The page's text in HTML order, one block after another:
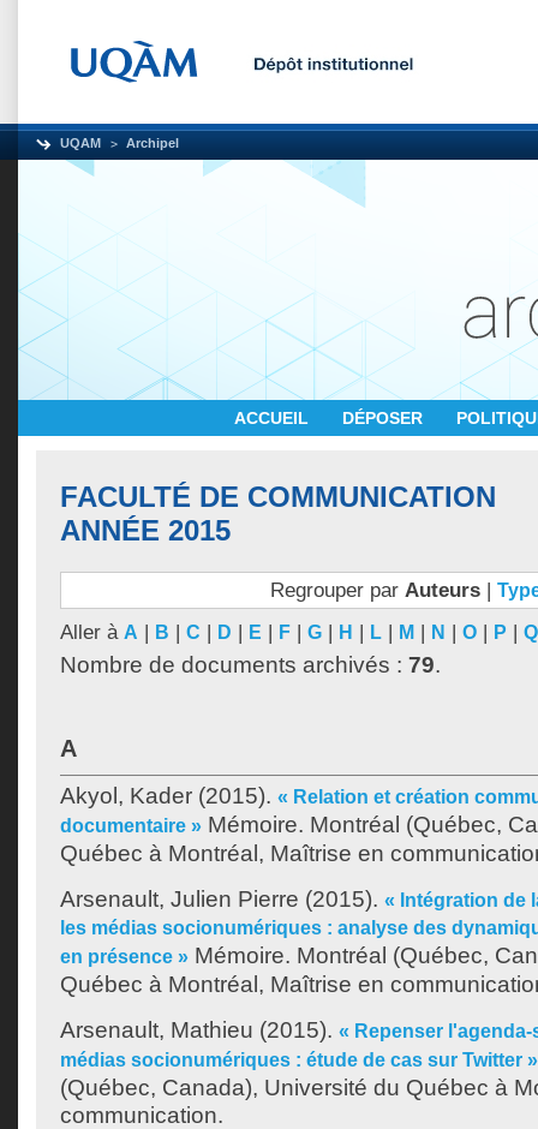
UQAM Archipel
ACCUEIL DÉPOSER
FACULTÉ DE COMMUNICATION
ANNÉE 2015
Regrouper par Auteurs|
Aller à A | B | C | D | E | F | G | H | L | M | N | O | P | Q
Nombre de documents archivés : 79.
A
Akyol, Kader (2015). « Relation et création
documentaire » Mémoire. Montréal (Québec,
Québec à Montréal, Maîtrise en
Arsenault, Julien Pierre (2015). « Intégration de
les médias socionumériques : analyse des
en présence » Mémoire. Montréal (Québec,
Québec à Montréal, Maîtrise en
Arsenault, Mathieu (2015). « Repenser
médias socionumériques : étude de cas sur Twitter »
(Québec, Canada), Université du Québec à
communication.